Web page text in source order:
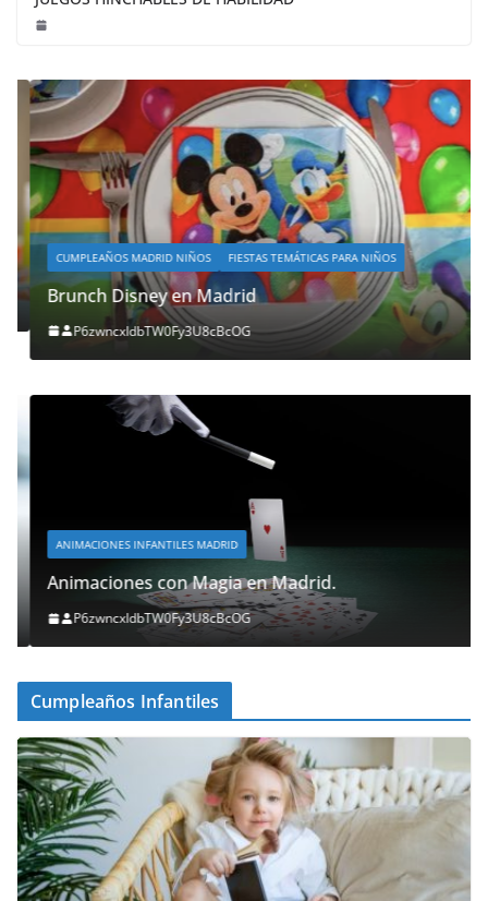
CUMPLEAÑOS MADRID NIÑOS FIESTAS TEMÁTICAS PARA NIÑOS
Brunch Disney en Madrid
P6zwncxIdbTW0Fy3U8cBcOG
ANIMACIONES INFANTILES MADRID
Animaciones con Magia en Madrid.
P6zwncxIdbTW0Fy3U8cBcOG
Cumpleaños Infantiles